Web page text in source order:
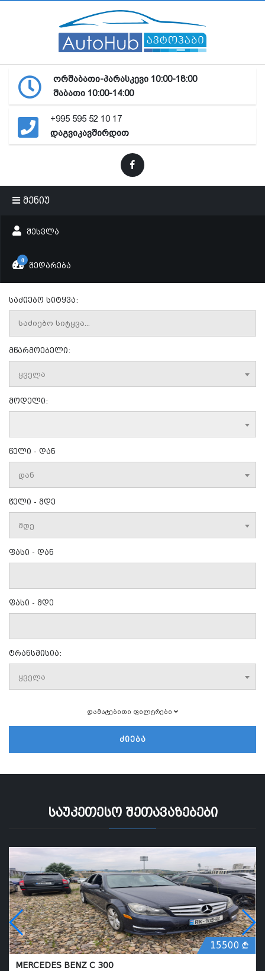
ორშაბათი-პარასკევი 10:00-18:00
შაბათი 10:00-14:00
+995 595 52 10 17
დაგვიკავშირდით
მენიუ
ᲨᲔᲡᲕᲚᲐ
0
ᲨᲔᲓᲐᲠᲔᲑᲐ
საძიებო სიტყვა:
მწარმოებელი:
ყველა
მოდელი:
წელი - დან
დან
წელი - მდე
მდე
ფასი - დან
ფასი - მდე
ტრანსმისია:
ყველა
დამატებითი ფილტრები
ᲫᲘᲔᲑᲐ
საუკეთესო შეთავაზებები
15500
MERCEDES BENZ C 300